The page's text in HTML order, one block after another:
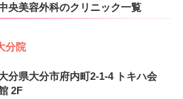
央美容外科のクリニック一覧
分院
分県大分市府内町2-1-4 トキハ会
2F